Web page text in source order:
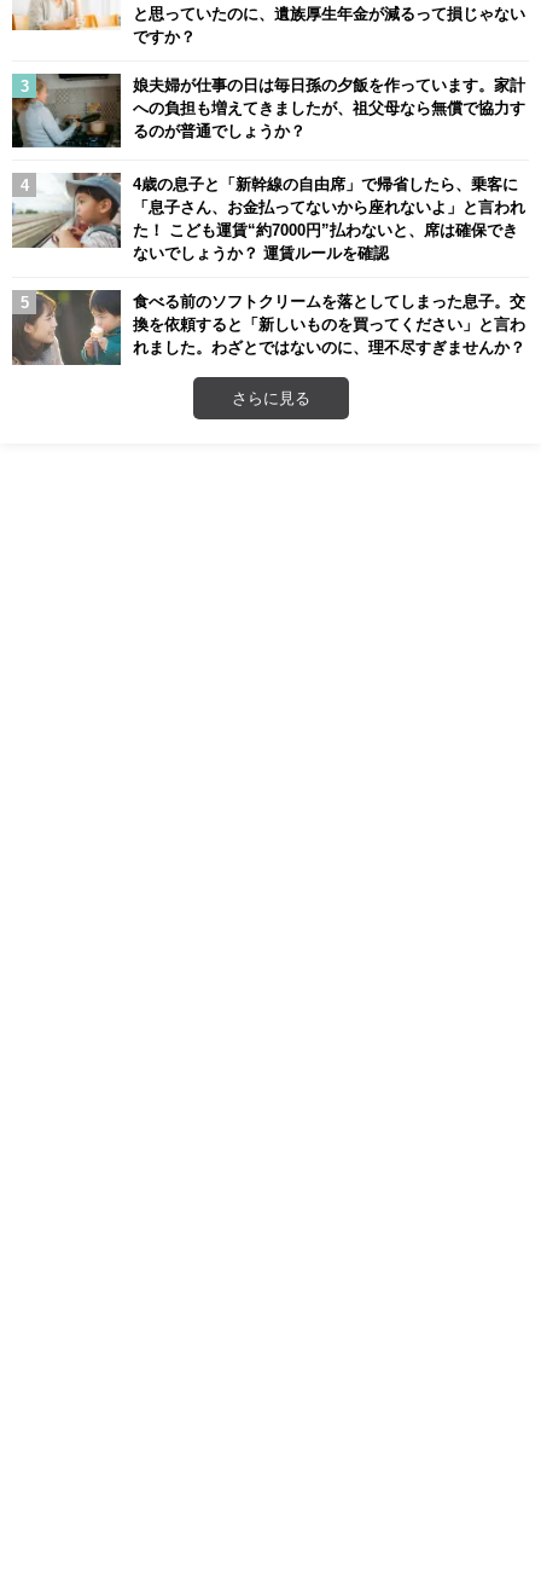
と思っていたのに、遺族厚生年金が減るって損じゃない
ですか？
娘夫婦が仕事の日は毎日孫の夕飯を作っています。家計
への負担も増えてきましたが、祖父母なら無償で協力す
るのが普通でしょうか？
4歳の息子と「新幹線の自由席」で帰省したら、乗客に
「息子さん、お金払ってないから座れないよ」と言われ
た！ こども運賃“約7000円”払わないと、席は確保でき
ないでしょうか？ 運賃ルールを確認
食べる前のソフトクリームを落としてしまった息子。交
換を依頼すると「新しいものを買ってください」と言わ
れました。わざとではないのに、理不尽すぎませんか？
さらに見る